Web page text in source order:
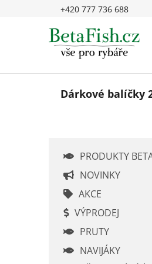
+420 777 736 688
Dárkové balíčky
PRODUKTY
NOVINKY
AKCE
VÝPRODEJ
PRUTY
NAVIJÁKY